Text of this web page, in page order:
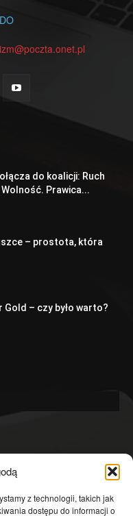
z technologii, takich jak
dostępu do informacji o
do koalicji: Ruch
Prawica...
– prostota, która
Gold – czy było warto?
4601